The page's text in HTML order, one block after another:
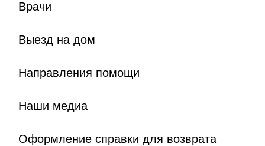
Врачи
Выезд на дом
Направления помощи
Наши медиа
Оформление справки для возврата